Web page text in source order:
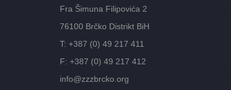
Fra Šimuna Filipovića 2
76100 Brčko Distrikt BiH
T: +387 (0) 49 217 411
F: +387 (0) 49 217 412
info@zzzbrcko.org